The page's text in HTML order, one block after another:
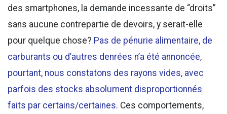
des smartphones, la demande incessante de “droits”
sans aucune contrepartie de devoirs, y serait-elle
pour quelque chose? Pas de pénurie alimentaire, de
carburants ou d’autres denrées n’a été annoncée,
pourtant, nous constatons des rayons vides, avec
parfois des stocks absolument disproportionnés
faits par certains/certaines. Ces comportements,